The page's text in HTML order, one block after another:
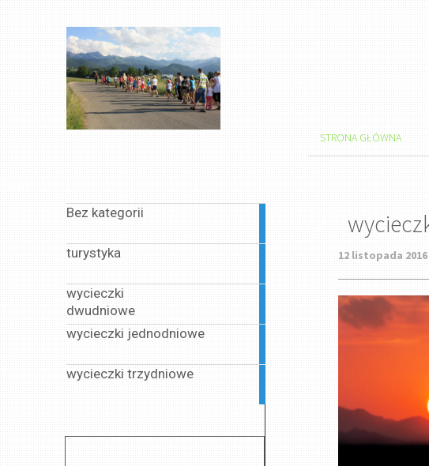
Bez kategorii
turystyka
wycieczki
dwudniowe
wycieczki jednodniowe
wycieczki trzydniowe
STRONA GŁÓWNA
12 listopada 2016